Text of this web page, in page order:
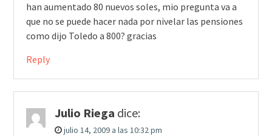
han aumentado 80 nuevos soles, mio pregunta va a
que no se puede hacer nada por nivelar las pensiones
como dijo Toledo a 800? gracias
Reply
Julio Riega dice:
julio 14, 2009 a las 10:32 pm